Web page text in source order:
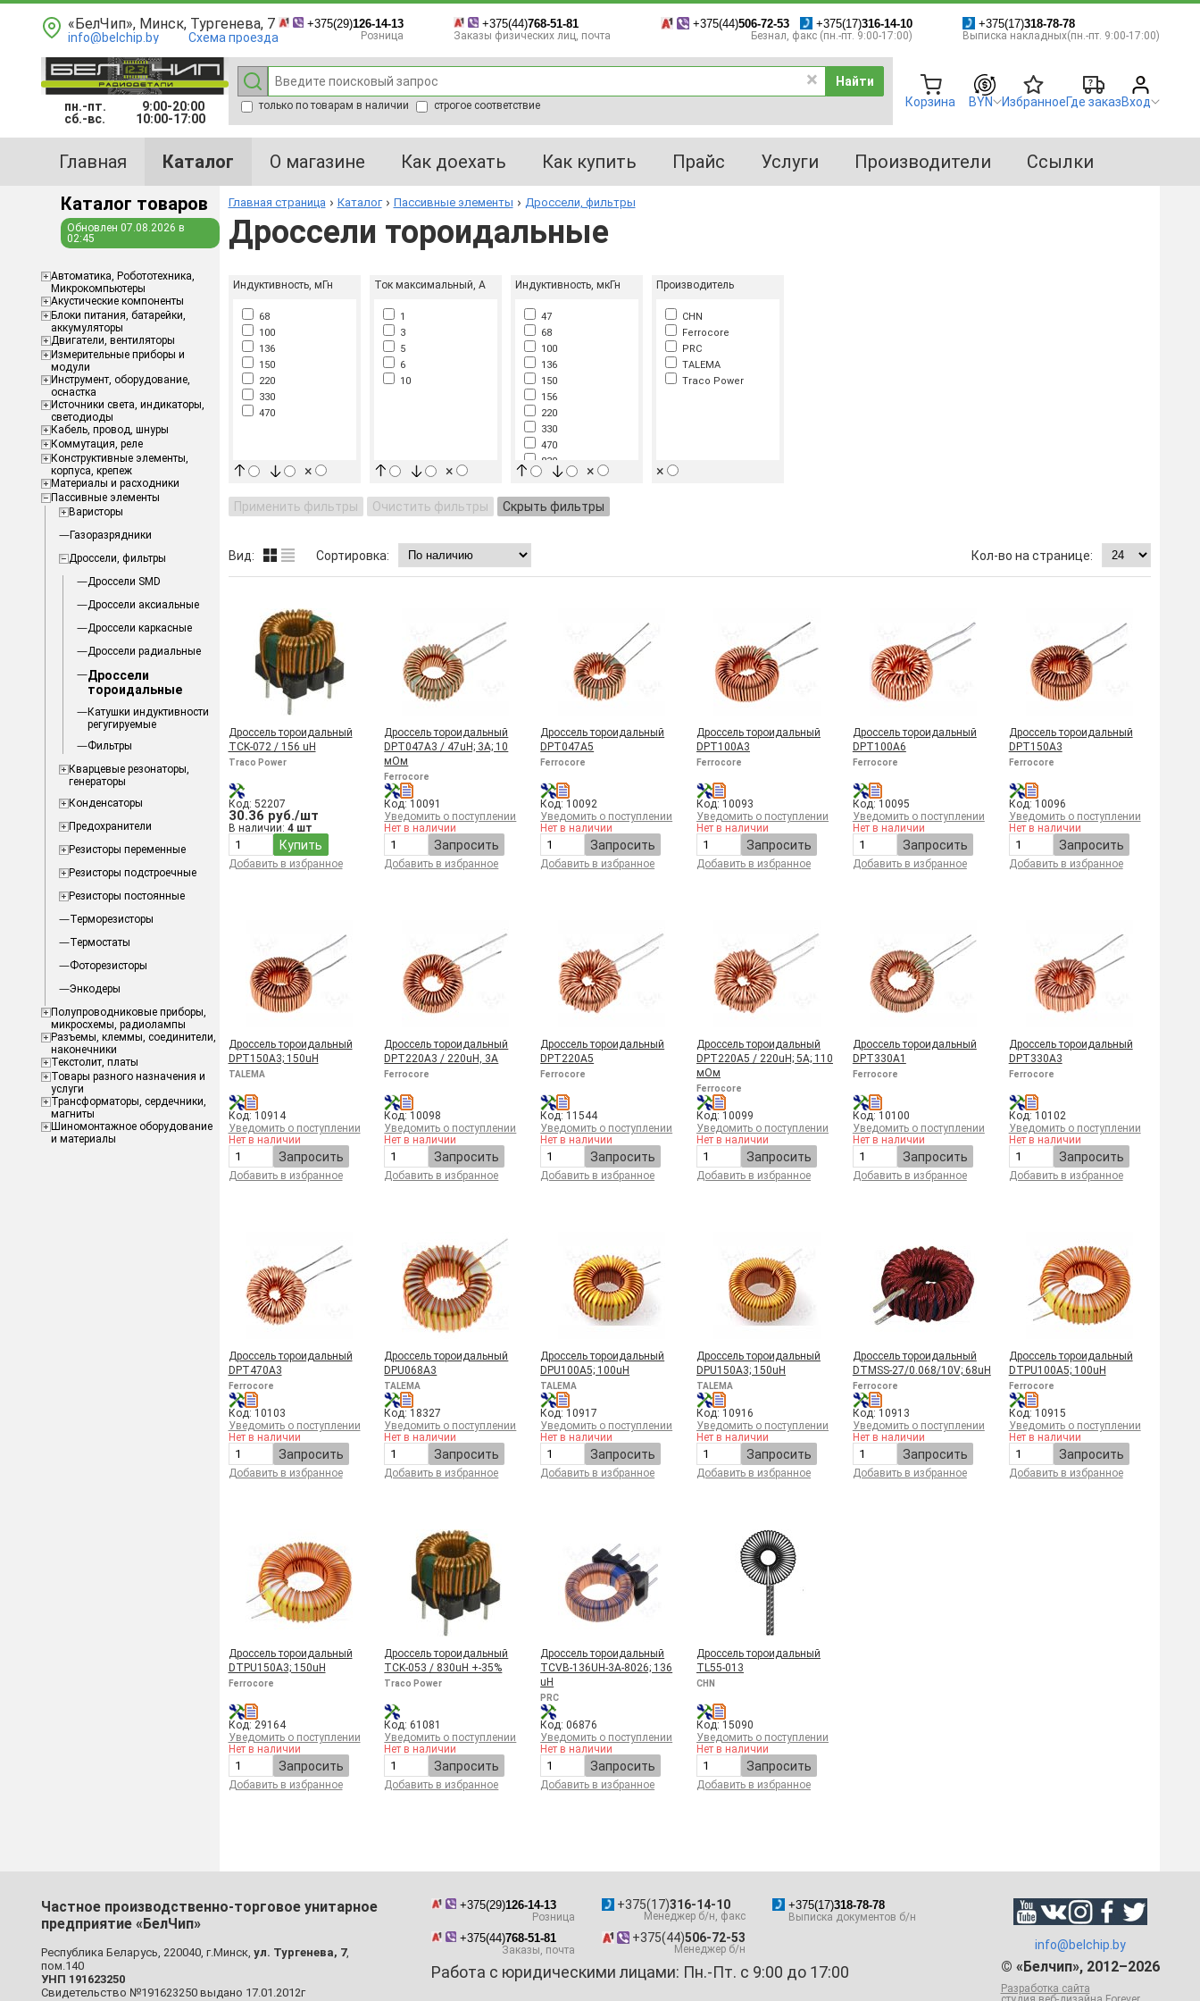
«БелЧип», Минск, Тургенева, 7
info@belchip.by Схема проезда
+375(29)126-14-13
Розница
+375(44)768-51-81
Заказы физических лиц, почта
+375(44)506-72-53 +375(17)316-14-10
Безнал, факс (пн.-пт. 9:00-17:00)
+375(17)318-78-78
Выписка накладных(пн.-пт. 9:00-17:00)
пн.-пт.
9:00-20:00
сб.-вс.
10:00-17:00
Найти
только по товарам в наличии строгое соответствие Корзина BYN ИзбранноеГде заказВход
Главная Каталог О магазине Как доехать Как купить Прайс Услуги Производители
Ссылки
Каталог товаров
Обновлен 07.08.2026 в
02:45
Aвтоматика, Робототехника,
Микрокомпьютеры
Акустические компоненты
Блоки питания, батарейки,
аккумуляторы
Двигатели, вентиляторы
Измерительные приборы и
модули
Инструмент, оборудование,
оснастка
Источники света, индикаторы,
светодиоды
Кабель, провод, шнуры
Коммутация, реле
Конструктивные элементы,
корпуса, крепеж
Материалы и расходники
Пассивные элементы
Варисторы
Газоразрядники
Дроссели, фильтры
Дроссели SMD
Дроссели аксиальные
Дроссели каркасные
Дроссели радиальные
Дроссели
тороидальные
Катушки индуктивности
регугируемые
Фильтры
Кварцевые резонаторы,
генераторы
Конденсаторы
Предохранители
Резисторы переменные
Резисторы подстроечные
Резисторы постоянные
Терморезисторы
Термостаты
Фоторезисторы
Энкодеры
Полупроводниковые приборы,
микросхемы, радиолампы
Разъемы, клеммы, соединители,
наконечники
Текстолит, платы
Товары разного назначения и
услуги
Трансформаторы, сердечники,
магниты
Шиномонтажное оборудование
и материалы
Главная страница Каталог Пассивные элементы Дроссели, фильтры
Дроссели тороидальные
Индуктивность, мГн
68
100
136
150
220
330
470
×
Ток максимальный, А
1
3
5
6
10
×
Индуктивность, мкГн
47
68
100
136
150
156
220
330
470
830
×
Производитель
CHN
Ferrocore
PRC
TALEMA
Traco Power
×
Применить фильтры Очистить фильтры Скрыть фильтры
Вид: Сортировка:
Дроссель тороидальный
TCK-072 / 156 uH
Traco Power
Код: 52207
30.36 руб./шт
В наличии: 4 шт
Купить
Добавить в избранное
Дроссель тороидальный
DPT047A3 / 47uH; 3А; 10
мОм
Ferrocore
Код: 10091
Уведомить о поступлении
Нет в наличии
Запросить
Добавить в избранное
Дроссель тороидальный
DPT047A5
Ferrocore
Код: 10092
Уведомить о поступлении
Нет в наличии
Запросить
Добавить в избранное
Дроссель тороидальный
DPT100A3
Ferrocore
Код: 10093
Уведомить о поступлении
Нет в наличии
Запросить
Добавить в избранное
Дроссель тороидальный
DPT100A6
Ferrocore
Код: 10095
Уведомить о поступлении
Нет в наличии
Запросить
Добавить в избранное
Дроссель тороидальный
DPT150A3
Ferrocore
Код: 10096
Уведомить о поступлении
Нет в наличии
Запросить
Добавить в избранное
Дроссель тороидальный
DPT150A3; 150uH
TALEMA
Код: 10914
Уведомить о поступлении
Нет в наличии
Запросить
Добавить в избранное
Дроссель тороидальный
DPT220A3 / 220uH, 3А
Ferrocore
Код: 10098
Уведомить о поступлении
Нет в наличии
Запросить
Добавить в избранное
Дроссель тороидальный
DPT220A5
Ferrocore
Код: 11544
Уведомить о поступлении
Нет в наличии
Запросить
Добавить в избранное
Дроссель тороидальный
DPT220A5 / 220uH; 5А; 110
мОм
Ferrocore
Код: 10099
Уведомить о поступлении
Нет в наличии
Запросить
Добавить в избранное
Дроссель тороидальный
DPT330A1
Ferrocore
Код: 10100
Уведомить о поступлении
Нет в наличии
Запросить
Добавить в избранное
Дроссель тороидальный
DPT330A3
Ferrocore
Код: 10102
Уведомить о поступлении
Нет в наличии
Запросить
Добавить в избранное
Дроссель тороидальный
DPT470A3
Ferrocore
Код: 10103
Уведомить о поступлении
Нет в наличии
Запросить
Добавить в избранное
Дроссель тороидальный
DPU068A3
TALEMA
Код: 18327
Уведомить о поступлении
Нет в наличии
Запросить
Добавить в избранное
Дроссель тороидальный
DPU100A5; 100uH
TALEMA
Код: 10917
Уведомить о поступлении
Нет в наличии
Запросить
Добавить в избранное
Дроссель тороидальный
DPU150A3; 150uH
TALEMA
Код: 10916
Уведомить о поступлении
Нет в наличии
Запросить
Добавить в избранное
Дроссель тороидальный
DTMSS-27/0.068/10V; 68uH
Ferrocore
Код: 10913
Уведомить о поступлении
Нет в наличии
Запросить
Добавить в избранное
Дроссель тороидальный
DTPU100A5; 100uH
Ferrocore
Код: 10915
Уведомить о поступлении
Нет в наличии
Запросить
Добавить в избранное
Дроссель тороидальный
DTPU150A3; 150uH
Ferrocore
Код: 29164
Уведомить о поступлении
Нет в наличии
Запросить
Добавить в избранное
Дроссель тороидальный
TCK-053 / 830uH +-35%
Traco Power
Код: 61081
Уведомить о поступлении
Нет в наличии
Запросить
Добавить в избранное
Дроссель тороидальный
TCVB-136UH-3A-8026; 136
uH
PRC
Код: 06876
Уведомить о поступлении
Нет в наличии
Запросить
Добавить в избранное
Дроссель тороидальный
TL55-013
CHN
Код: 15090
Уведомить о поступлении
Нет в наличии
Запросить
Добавить в избранное
Частное производственно-торговое унитарное
предприятие «БелЧип»
Республика Беларусь, 220040, г.Минск, ул. Тургенева, 7,
пом.140
УНП 191623250
Свидетельство №191623250 выдано 17.01.2012г
+375(29)126-14-13
Розница
+375(17)316-14-10
Менеджер б/н, факс
+375(17)318-78-78
Выписка документов б/н
+375(44)768-51-81
Заказы, почта
+375(44)506-72-53
Менеджер б/н
Работа с юридическими лицами: Пн.-Пт. с 9:00 до 17:00
info@belchip.by
© «Белчип», 2012–2026
Разработка сайта